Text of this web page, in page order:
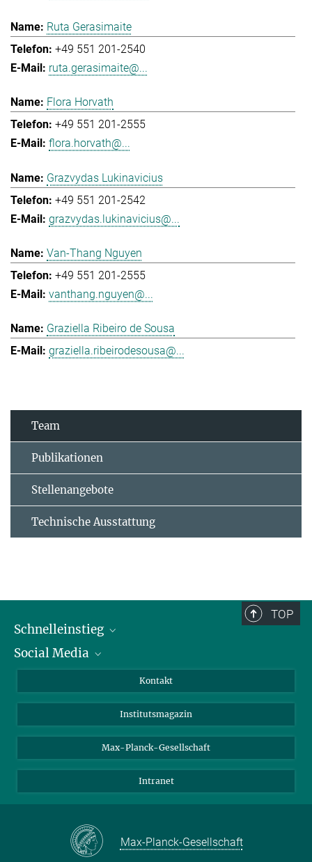
Ruta Gerasimaite
+49 551 201-2540
ruta.gerasimaite@...
Flora Horvath
+49 551 201-2555
flora.horvath@...
Grazvydas Lukinavicius
+49 551 201-2542
grazvydas.lukinavicius@...
Van-Thang Nguyen
+49 551 201-2555
vanthang.nguyen@...
Graziella Ribeiro de Sousa
graziella.ribeirodesousa@...
Team
Publikationen
Stellenangebote
Technische Ausstattung
TOP
Schnelleinstieg
Alumni
Fördernde
Schulen
Studierende
Social Media
Bluesky
Facebook
YouTube
Kontakt
Institutsmagazin
Max-Planck-Gesellschaft
Intranet
Max-Planck-Gesellschaft